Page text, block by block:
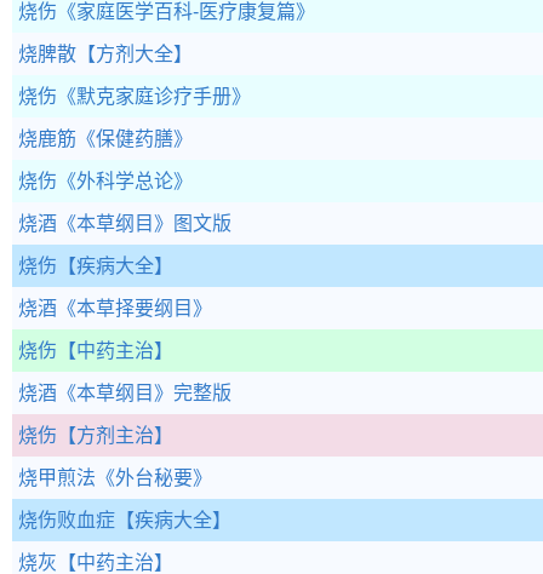
烧伤 《家庭医学百科-医疗康复篇》
烧脾散 【方剂大全】
烧伤 《默克家庭诊疗手册》
烧鹿筋 《保健药膳》
烧伤 《外科学总论》
烧酒 《本草纲目》图文版
烧伤 【疾病大全】
烧酒 《本草择要纲目》
烧伤 【中药主治】
烧酒 《本草纲目》完整版
烧伤 【方剂主治】
烧甲煎法 《外台秘要》
烧伤败血症 【疾病大全】
烧灰 【中药主治】